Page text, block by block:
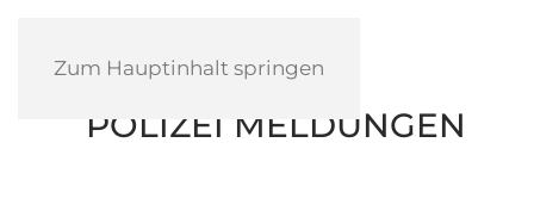
Zum Hauptinhalt springen
POLIZEI MELDUNGEN